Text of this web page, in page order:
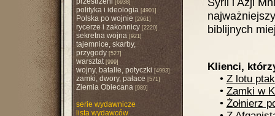
[6938]
polityka i ideologia[4901]
Polska po wojnie [2961]
rycerze i zakonnicy[2220]
sekretna wojna[921]
tajemnice, skarby,
przygody[527]
warsztat[999]
wojny, batalie, potyczki [4993]
zamki, dwory, pałace [571]
Ziemia Obiecana[989]
serie wydawnicze
lista wydawców
biblijnych
Klienci,
• Z lotu
• Zamki w
• Żołnierz